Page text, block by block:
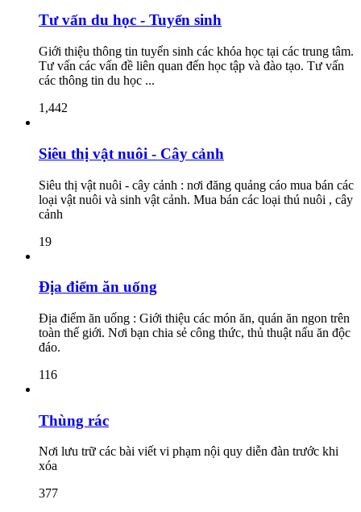
Tư vấn du học - Tuyển sinh
Giới thiệu thông tin tuyển sinh các khóa học tại các trung tâm.
Tư vấn các vấn đề liên quan đến học tập và đào tạo. Tư vấn
các thông tin du học ...
1,442
Siêu thị vật nuôi - Cây cảnh
Siêu thị vật nuôi - cây cảnh : nơi đăng quảng cáo mua bán các
loại vật nuôi và sinh vật cảnh. Mua bán các loại thú nuôi , cây
cảnh
19
Địa điểm ăn uống
Địa điểm ăn uống : Giới thiệu các món ăn, quán ăn ngon trên
toàn thế giới. Nơi bạn chia sẻ công thức, thủ thuật nấu ăn độc
đáo.
116
Thùng rác
Nơi lưu trữ các bài viết vi phạm nội quy diễn đàn trước khi
xóa
377